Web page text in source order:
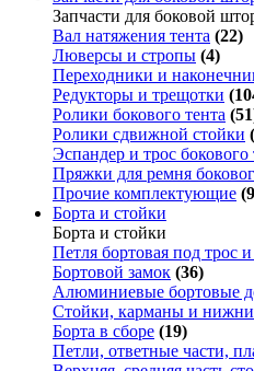
Запчасти для боковой
Вал натяжения тента (22)
Люверсы и стропы (4)
Переходники и
Редукторы и трещотки
Ролики бокового тента
Ролики сдвижной стойки
Эспандер и трос бокового
Пряжки для ремня
Прочие комплектующие
Борта и стойки
Борта и стойки
Петля бортовая под трос
Бортовой замок (36)
Алюминиевые бортовые
Стойки, карманы и
Борта в сборе (19)
Петли, ответные части,